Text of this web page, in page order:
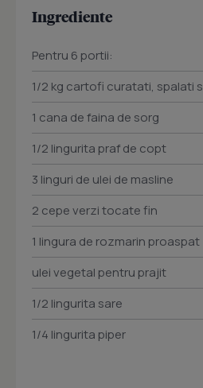
Ingrediente
Pentru 6 portii:
1/2 kg cartofi curatati, spalati
1 cana de faina de sorg
1/2 lingurita praf de copt
3 linguri de ulei de masline
2 cepe verzi tocate fin
1 lingura de rozmarin proaspat
ulei vegetal pentru prajit
1/2 lingurita sare
1/4 lingurita piper